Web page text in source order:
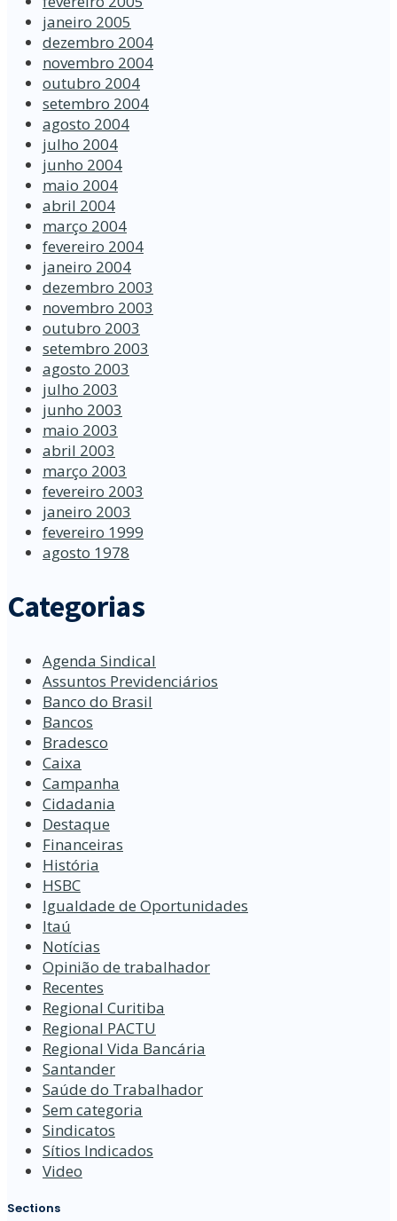
janeiro 2005
dezembro 2004
novembro 2004
outubro 2004
setembro 2004
agosto 2004
julho 2004
junho 2004
maio 2004
abril 2004
março 2004
fevereiro 2004
janeiro 2004
dezembro 2003
novembro 2003
outubro 2003
setembro 2003
agosto 2003
julho 2003
junho 2003
maio 2003
abril 2003
março 2003
fevereiro 2003
janeiro 2003
fevereiro 1999
agosto 1978
Categorias
Agenda Sindical
Assuntos Previdenciários
Banco do Brasil
Bancos
Bradesco
Caixa
Campanha
Cidadania
Destaque
Financeiras
História
HSBC
Igualdade de Oportunidades
Itaú
Notícias
Opinião de trabalhador
Recentes
Regional Curitiba
Regional PACTU
Regional Vida Bancária
Santander
Saúde do Trabalhador
Sem categoria
Sindicatos
Sítios Indicados
Video
Sections